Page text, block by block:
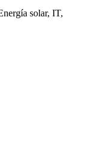
solar, IT,